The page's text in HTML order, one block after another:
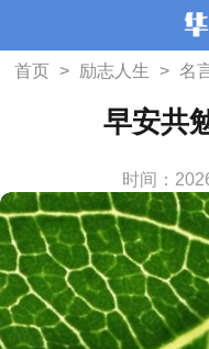
首页 > 励志人生 > 名
早安共
时间：